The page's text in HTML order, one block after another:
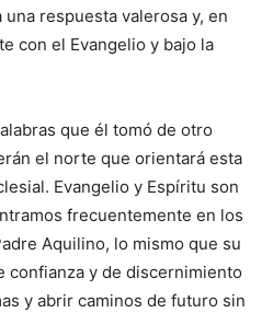
respuesta valerosa y, en
con el Evangelio y bajo la
que él tomó de otro
el norte que orientará esta
Evangelio y Espíritu son
frecuentemente en los
Aquilino, lo mismo que su
confianza y de discernimiento
y abrir caminos de futuro sin